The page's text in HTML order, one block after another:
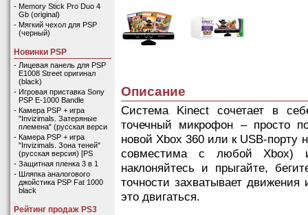
- Memory Stick Pro Duo 4
Gb (original)
- Мягкий чехол для PSP
(черный)
Новинки PSP
- Лицевая панель для PSP
E1008 Street оригинал
(black)
- Игровая приставка Sony
PSP E-1000 Bandle
- Камера PSP + игра
"Invizimals. Затеряные
племена" (русская верси
- Камера PSP + игра
"Invizimals. Зона теней"
(русская версия) [PS
- Защитная пленка 3 в 1
- Шляпка аналогового
джойстика PSP Fat 1000
black
Рейтинг продаж PS3
Описание
Система Kinect сочетает в
точечный микрофон – просто
новой Xbox 360 или к USB-
совместима с любой Xbox)
наклоняйтесь и прыгайте,
точности захватывает
это двигаться.